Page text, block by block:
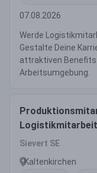
07.08.2026
Werde
Gestalte Deine
attraktiven Benefits
Arbeitsumgebung.
Sievert SE
Kaltenkirchen